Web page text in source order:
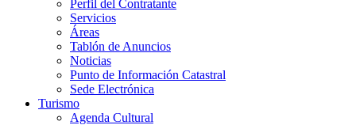
Perfil del Contratante
Servicios
Áreas
Tablón de Anuncios
Noticias
Punto de Información Catastral
Sede Electrónica
Turismo
Agenda Cultural